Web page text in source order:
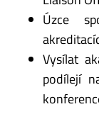
Úzce
Vysílat
podílejí